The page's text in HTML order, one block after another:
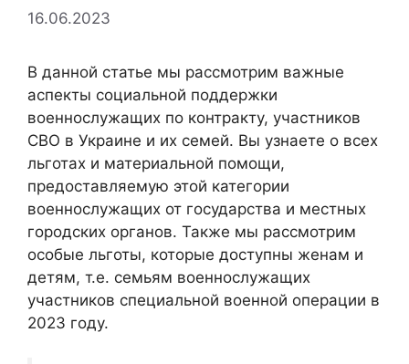
16.06.2023
В данной статье мы рассмотрим важные
аспекты социальной поддержки
военнослужащих по контракту, участников
СВО в Украине и их семей. Вы узнаете о всех
льготах и материальной помощи,
предоставляемую этой категории
военнослужащих от государства и местных
городских органов. Также мы рассмотрим
особые льготы, которые доступны женам и
детям, т.е. семьям военнослужащих
участников специальной военной операции в
2023 году.